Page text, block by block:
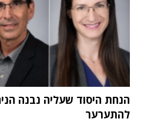
הנחת היסוד שעליה נבנה
להתערער